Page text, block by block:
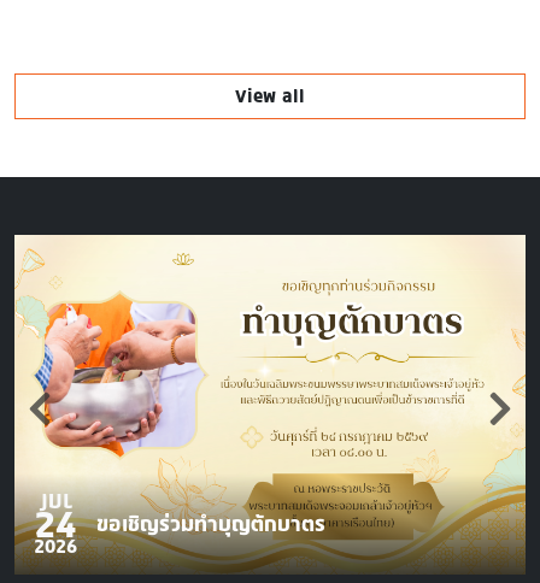
View all
JUL
24
2026
ขอเชิญร่วมทำบุญตักบาตร